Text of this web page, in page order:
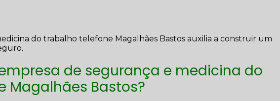
do trabalho telefone Magalhães Bastos auxilia a construir um
de segurança e medicina do
Magalhães Bastos?